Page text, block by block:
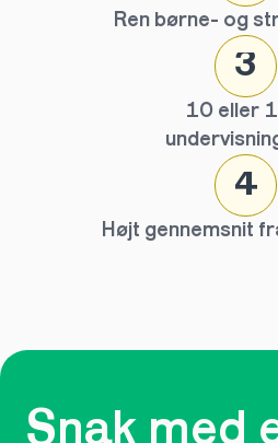
Ren børne- og
3
10 eller
4
Højt gennemsnit
Snak med